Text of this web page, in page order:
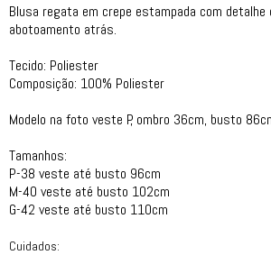
Blusa regata em crepe estampada com detalhe
abotoamento atrás.
Tecido: Poliester
Composição: 100% Poliester
Modelo na foto veste P, ombro 36cm, busto
Tamanhos:
P-38 veste até busto 96cm
M-40 veste até busto 102cm
G-42 veste até busto 110cm
Cuidados: